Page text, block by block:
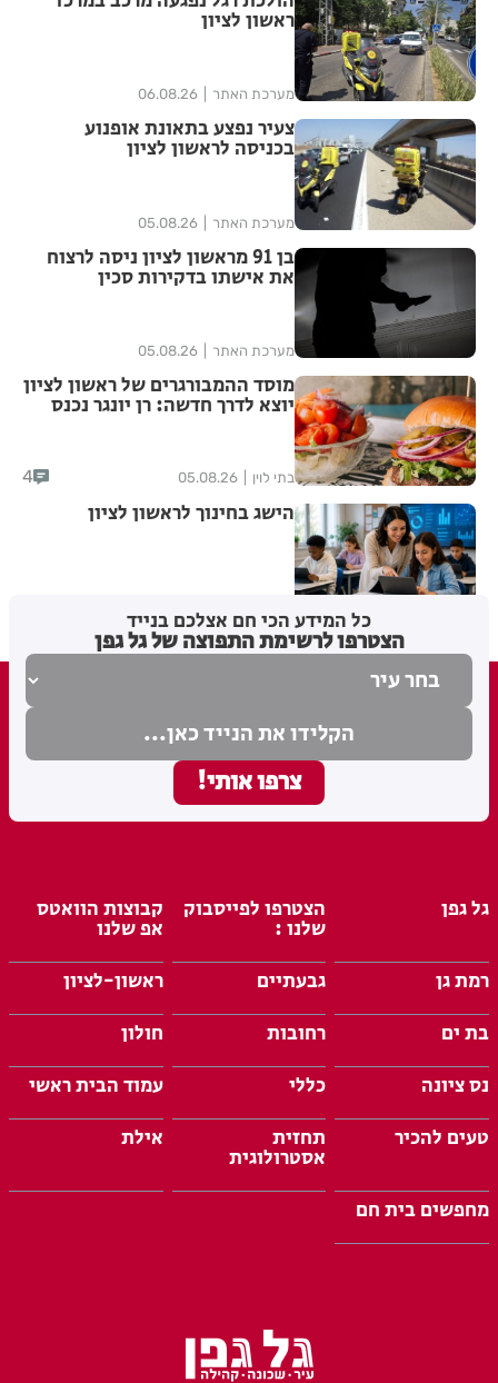
ראשון לציון
מערכת האתר 06.08.26
צעיר נפצע בתאונת אופנוע
בכניסה לראשון לציון
מערכת האתר 05.08.26
בן 91 מראשון לציון ניסה לרצוח
את אישתו בדקירות סכין
מערכת האתר 05.08.26
מוסד ההמבורגרים של ראשון לציון
יוצא לדרך חדשה: רן יונגר נכנס
בתי לוין 05.08.26
4
הישג בחינוך לראשון לציון
כל המידע הכי חם אצלכם בנייד
הצטרפו לרשימת התפוצה של גל גפן
גל גפן הצטרפו לפייסבוק
שלנו :
קבוצות הוואטס
אפ שלנו
רמת גן
גבעתיים
ראשון-לציון
בת ים
רחובות
חולון
נס ציונה
כללי
עמוד הבית ראשי
טעים להכיר
תחזית
אסטרולוגית
אילת
מחפשים בית חם